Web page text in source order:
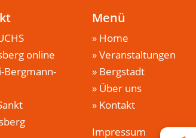
online
Bergmann-
Menü
» Home
»Veranstaltungen
» Bergstadt
» Über uns
» Kontakt
Impressum